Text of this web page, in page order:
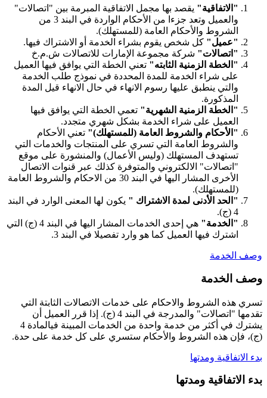
"الاتفاقية" يقصد بها مجمل الاتفاقية المبرمة بين "اتصالات"
والعميل وتعد جزءا من الأحكام الواردة في البند 3 من
الشروط والأحكام العامة (للمستهلك).
"عميل" كل شخص يقوم بشراء الخدمة أو الاشتراك فيها.
"اتصالات" شركة مجموعة الإمارات للاتصالات ش.م.خ
"الخطة الزمنية الثابته" تعني الخطة التي يوافق فيها العميل
على شراء الخدمة للمدة المحددة في نموذج طلب الخدمة
والتي ينطبق عليها رسوم الانهاء في حال الانهاء قيل المدة
المذكورة.
"الخطة الزمنية الشهرية" تعمي الخطة التي يوافق فيها
العميل على شراء الخدمة بشكل شهري متجدد.
"الأحكام والشروط العامة (للمستهلك)" تعني الأحكام
والشروط العامة التي تسري على المنتجات والخدمات التي
تستهدف المستهلك (وليس الأعمال) والمنشورة على موقع
"اتصالات" الالكتروني والمتوفرة كذلك عبر قنوات الاتصال
الأخرى المشار اليها في البند 30 من الاحكام والشروط العامة
(للمستهلك).
"الحد الأدنى لمدة الاشتراك " يكون لها المعنى الوارد في البند
4 (ج).
"الخدمة"
هي إحدى الخدمات المشار اليها في البند 4 (ج) التي
اشترك فيها العميل كما هو وارد تفصيلا في البند 3.
وصف الخدمة
وصف الخدمة
تسري هذه الشروط والاحكام على خدمات الاتصالات الثابتة التي
تقدمها "اتصالات" والمدرجة في البند 4 (ج). إذا قرر العميل أن
يشترك في أكثر من خدمة واحدة من الخدمات المبينة فيالمادة 4
(ج)، فإن هذه الشروط والأحكام ستسري على كل خدمة على حدة.
بدء الاتفاقية ومدتها
بدء الاتفاقية ومدتها